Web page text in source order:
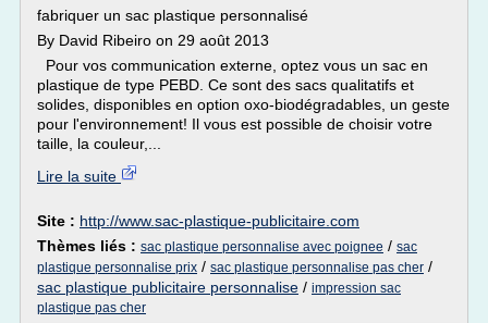
fabriquer un sac plastique personnalisé
By David Ribeiro on 29 août 2013
Pour vos communication externe, optez vous un sac en
plastique de type PEBD. Ce sont des sacs qualitatifs et
solides, disponibles en option oxo-biodégradables, un geste
pour l'environnement! Il vous est possible de choisir votre
taille, la couleur,...
Lire la suite
Site : http://www.sac-plastique-publicitaire.com
Thèmes liés : sac plastique personnalise avec poignee / sac
plastique personnalise prix / sac plastique personnalise pas cher /
sac plastique publicitaire personnalise / impression sac
plastique pas cher